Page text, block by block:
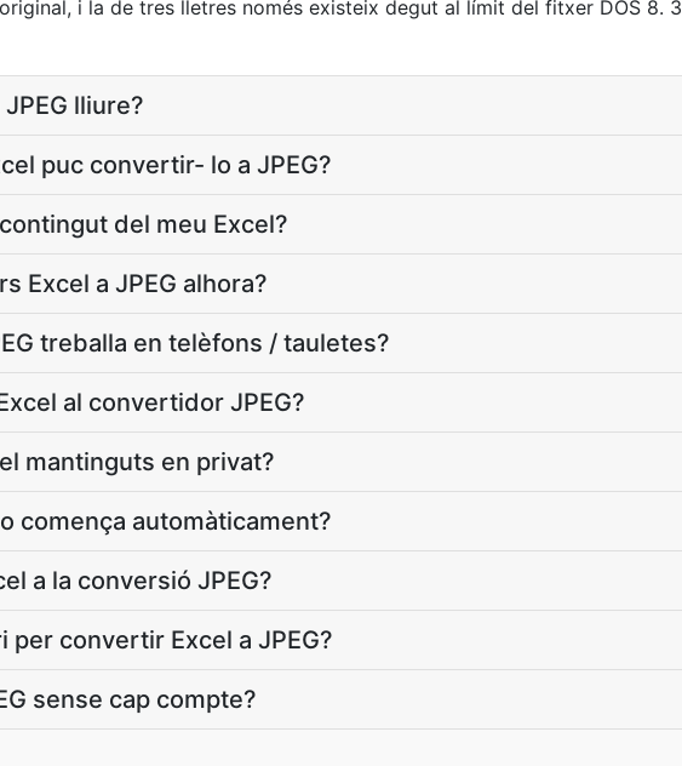
i la de tres lletres només existeix degut al límit del fitxer DOS 8. 3
lliure?
puc convertir- lo a JPEG?
del meu Excel?
Excel a JPEG alhora?
treballa en telèfons / tauletes?
al convertidor JPEG?
mantinguts en privat?
comença automàticament?
a la conversió JPEG?
per convertir Excel a JPEG?
sense cap compte?